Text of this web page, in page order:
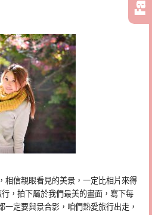
相信親眼看見的美景，一定比相片來得
，拍下屬於我們最美的畫面，寫下每
一定要與景合影，咱們熱愛旅行出走，